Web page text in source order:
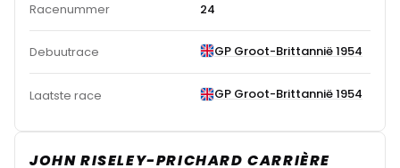
Racenummer 24
Debuutrace GP Groot-Brittannië 1954
Laatste race GP Groot-Brittannië 1954
JOHN RISELEY-PRICHARD CARRIÈRE